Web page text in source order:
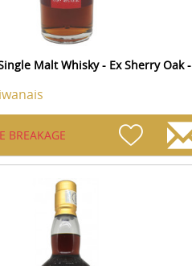
Malt Whisky - Ex Sherry Oak -
BREAKAGE